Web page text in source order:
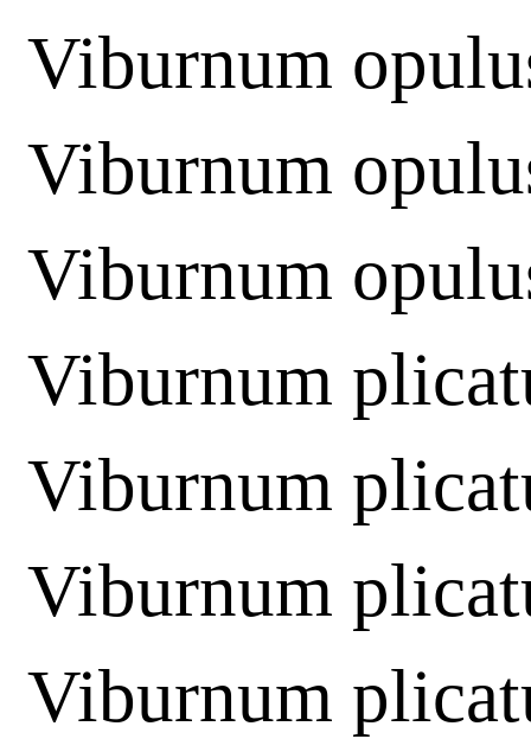
Viburnum
Viburnum
Viburnum
Viburnum
Viburnum
Viburnum
Viburnum